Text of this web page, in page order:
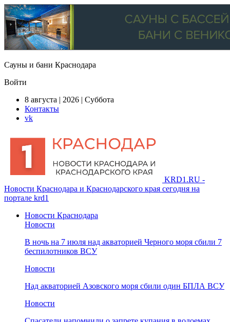
Сауны и бани Краснодара
Войти
8 августа | 2026 | Суббота
Контакты
vk
KRD1.RU -
Новости Краснодара и Краснодарского края сегодня на
портале krd1
Новости Краснодара
Новости
В ночь на 7 июля над акваторией Черного моря сбили 7
беспилотников ВСУ
Новости
Над акваторией Азовского моря сбили один БПЛА ВСУ
Новости